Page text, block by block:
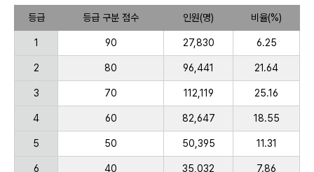
등급 등급 구분 점수 인원(명) 비율(%)
1 90 27,830 6.25
2 80 96,441 21.64
3 70 112,119 25.16
4 60 82,647 18.55
5 50 50,395 11.31
6 40 35,032 7.86